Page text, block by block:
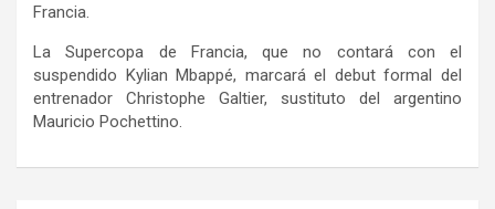
Francia.
La Supercopa de Francia, que no contará con el
suspendido Kylian Mbappé, marcará el debut formal del
entrenador Christophe Galtier, sustituto del argentino
Mauricio Pochettino.